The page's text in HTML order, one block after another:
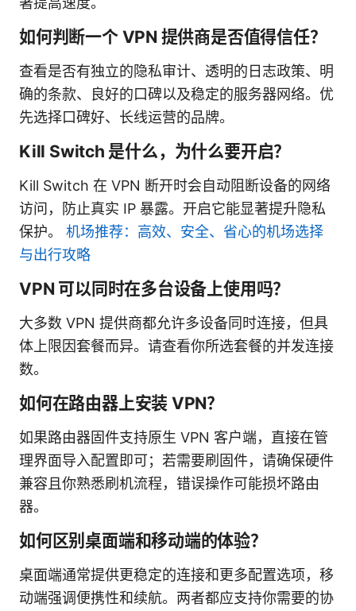
如何判断一个 VPN 提供商是否值得信任？
查看是否有独立的隐私审计、透明的日志政策、明
确的条款、良好的口碑以及稳定的服务器网络。优
先选择口碑好、长线运营的品牌。
Kill Switch 是什么，为什么要开启？
Kill Switch 在 VPN 断开时会自动阻断设备的网络
访问，防止真实 IP 暴露。开启它能显著提升隐私
保护。 机场推荐：高效、安全、省心的机场选择
与出行攻略
VPN 可以同时在多台设备上使用吗？
大多数 VPN 提供商都允许多设备同时连接，但具
体上限因套餐而异。请查看你所选套餐的并发连接
数。
如何在路由器上安装 VPN？
如果路由器固件支持原生 VPN 客户端，直接在管
理界面导入配置即可；若需要刷固件，请确保硬件
兼容且你熟悉刷机流程，错误操作可能损坏路由
器。
如何区别桌面端和移动端的体验？
桌面端通常提供更稳定的连接和更多配置选项，移
动端强调便携性和续航。两者都应支持你需要的协